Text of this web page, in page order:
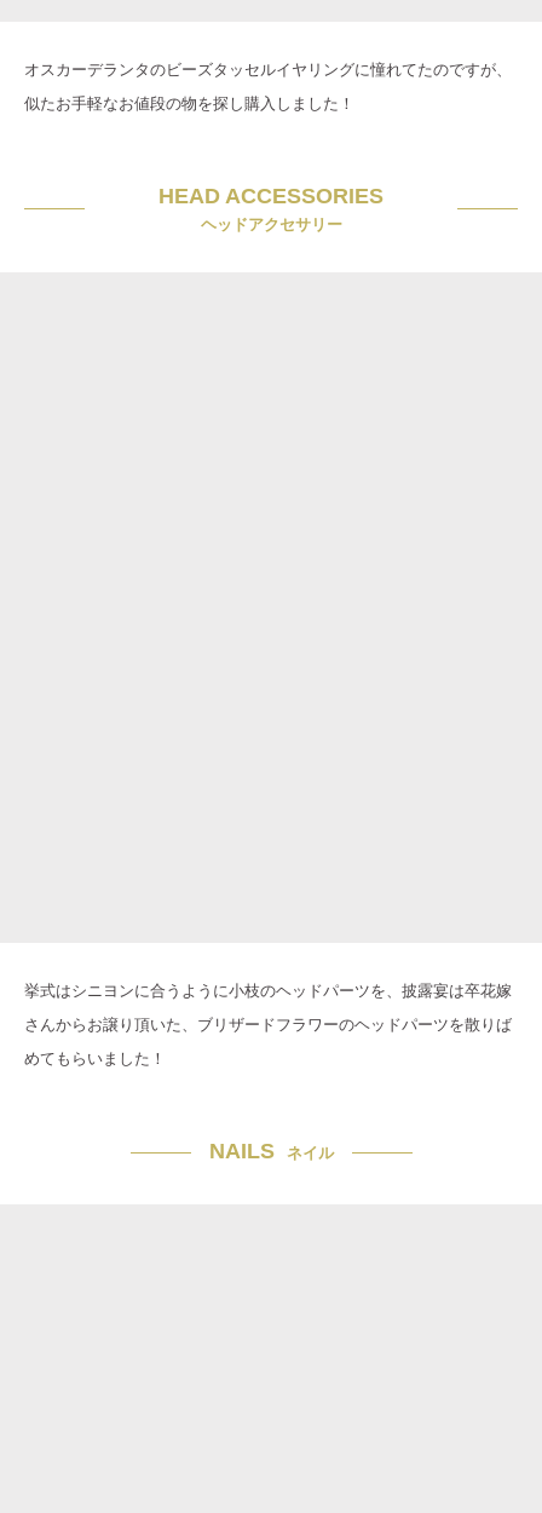
オスカーデランタのビーズタッセルイヤリングに憧れてたのですが、
似たお手軽なお値段の物を探し購入しました！
HEAD ACCESSORIES
ヘッドアクセサリー
挙式はシニヨンに合うように小枝のヘッドパーツを、披露宴は卒花嫁
さんからお譲り頂いた、ブリザードフラワーのヘッドパーツを散りば
めてもらいました！
NAILS ネイル